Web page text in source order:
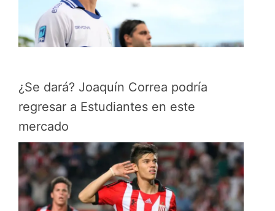
¿Se dará? Joaquín Correa podría
regresar a Estudiantes en este
mercado